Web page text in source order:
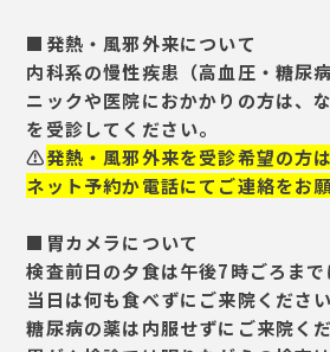
■発熱・風邪外来について
内科系の慢性疾患（高血圧・糖尿
ニックや医院におかかりの方は、
を受診してください。
⚠️発熱・風邪外来を受診希望の方
ネット予約か電話にてご連絡をお
■胃カメラについて
検査前日の夕食は午後7時ごろまで
当日は何も食べずにご来院くださ
糖尿病の薬は内服せずにご来院くだ